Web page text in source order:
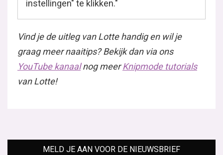
instellingen" te klikken."
Vind je de uitleg van Lotte handig en wil je
graag meer naaitips? Bekijk dan via ons
YouTube kanaalnog meerKnipmode tutorials
van Lotte!
MELD JE AAN VOOR DE NIEUWSBRIEF